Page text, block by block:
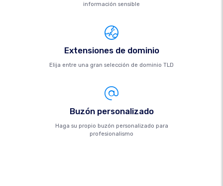
información sensible
Extensiones de dominio
Elija entre una gran selección de dominio TLD
Buzón personalizado
Haga su propio buzón personalizado para
profesionalismo